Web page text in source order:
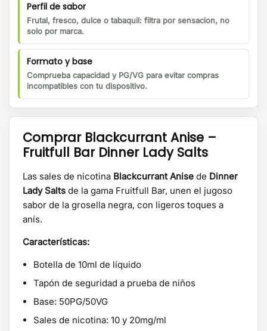
Perfil de sabor
Frutal, fresco, dulce o tabaquil: filtra por sensacion, no
solo por marca.
Formato y base
Comprueba capacidad y PG/VG para evitar compras
incompatibles con tu dispositivo.
Comprar Blackcurrant Anise –
Fruitfull Bar Dinner Lady Salts
Las sales de nicotina Blackcurrant Anise de Dinner
Lady Salts de la gama Fruitfull Bar, unen el jugoso
sabor de la grosella negra, con ligeros toques a
anís.
Características:
Botella de 10ml de líquido
Tapón de seguridad a prueba de niños
Base: 50PG/50VG
Sales de nicotina: 10 y 20mg/ml